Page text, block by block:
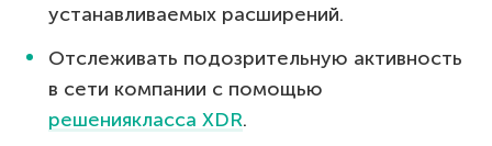
устанавливаемых расширений.
Отслеживать подозрительную активность
в сети компании с помощью
решениякласса XDR.